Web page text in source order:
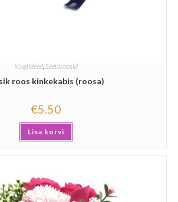
Kingiideed Seebiroosid
roos kinkekabis (roosa)
€5.50
Lisa korvi